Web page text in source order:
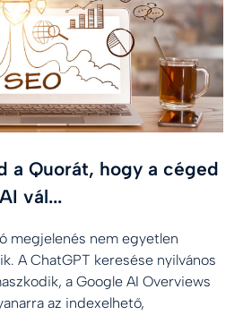
a Quorát, hogy a céged
vál...
megjelenés nem egyetlen
A ChatGPT keresése nyilvános
a Google AI Overviews
az indexelhető,